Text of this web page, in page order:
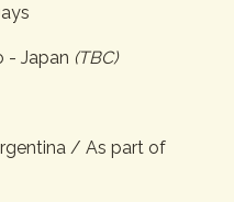
- Japan (TBC)
/ As part of